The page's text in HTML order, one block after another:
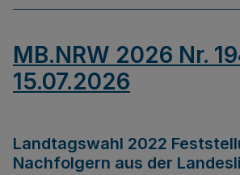
MB.NRW 2026 Nr.
15.07.2026
Landtagswahl 2022
Nachfolgern aus der